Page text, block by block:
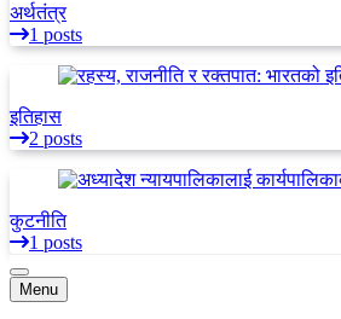
अर्थतंत्र
1 posts
इतिहास
2 posts
कुटनीति
1 posts
Menu